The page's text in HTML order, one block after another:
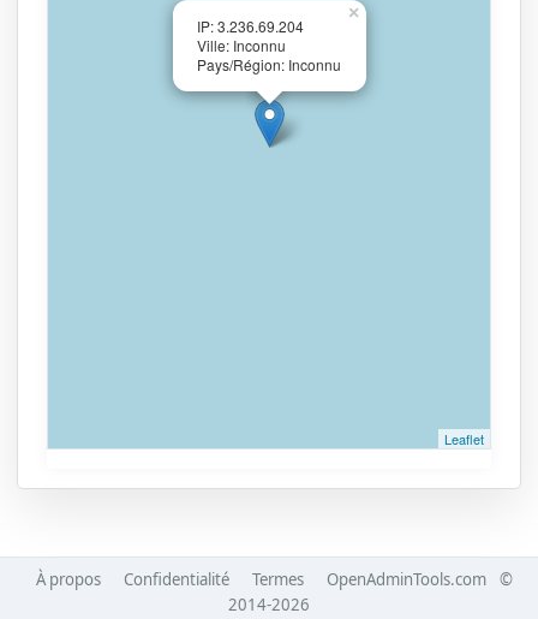
IP: 3.236.69.204
Ville: Inconnu
Pays/Région: Inconnu
×
Leaflet
À propos Confidentialité Termes OpenAdminTools.com
©
2014-2026